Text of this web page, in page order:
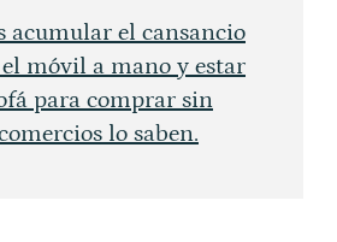
acumular el cansancio
móvil a mano y estar
para comprar sin
lo saben.